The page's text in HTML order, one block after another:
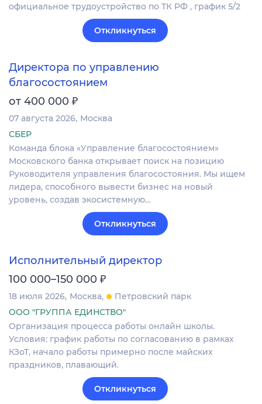
официальное трудоустройство по ТК РФ , график 5/2
Откликнуться
Директора по управлению
благосостоянием
от 400 000 ₽
07 августа 2026 Москва
СБЕР
Команда блока «Управление благосостоянием»
Московского банка открывает поиск на позицию
Руководителя управления благосостояния. Мы ищем
лидера, способного вывести бизнес на новый
уровень, создав экосистемную…
Откликнуться
Исполнительный директор
100 000–150 000 ₽
18 июля 2026 Москва
Петровский парк
ООО "ГРУППА ЕДИНСТВО"
Организация процесса работы онлайн школы.
Условия: график работы по согласованию в рамках
КЗоТ, начало работы примерно после майских
праздников, плавающий.
Откликнуться